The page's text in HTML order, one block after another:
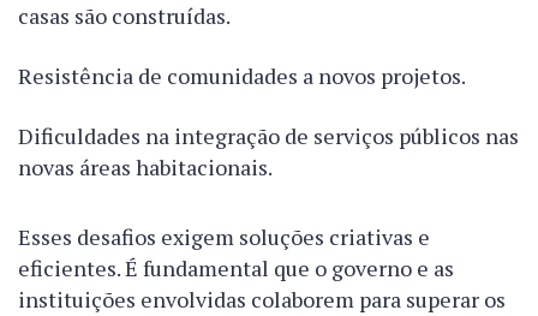
casas são construídas.
Resistência de comunidades a novos projetos.
Dificuldades na integração de serviços públicos nas
novas áreas habitacionais.
Esses desafios exigem soluções criativas e
eficientes. É fundamental que o governo e as
instituições envolvidas colaborem para superar os